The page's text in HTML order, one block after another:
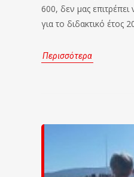
600, δεν μας
για το διδακτικό έτος
Περισσότερα